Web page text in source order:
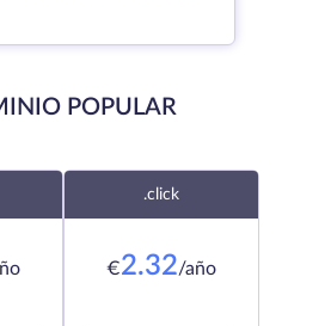
POPULAR
.click
€2.32/año